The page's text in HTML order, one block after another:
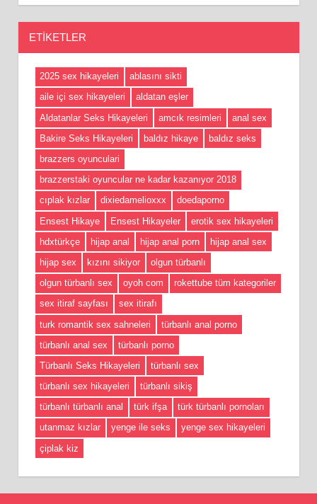
ETIKETLER
2025 sex hikayeleri
ablasını sikti
aile içi sex hikayeleri
aldatan eşler
Aldatanlar Seks Hikayeleri
amcık resimleri
anal sex
Bakire Seks Hikayeleri
baldız hikaye
baldız seks
brazzers oyunculari
brazzerstaki oyuncular ne kadar kazanıyor 2018
cıplak kızlar
dixiedamelioxxx
doedaporno
Ensest Hikaye
Ensest Hikayeler
erotik sex hikayeleri
hdxtürkçe
hijap anal hijap anal porn
hijap anal sex
hijap sex
kızını sikiyor
olgun türbanlı
olgun türbanlı sex
oyoh com
rokettube tüm kategoriler
sex itiraf sayfası
sex itirafı
turk romantik sex sahneleri
türbanlı anal porno
türbanlı anal sex
türbanlı porno
Türbanlı Seks Hikayeleri
türbanlı sex
türbanlı sex hikayeleri
türbanlı sikiş
türbanlı türbanlı anal
türk ifşa
türk türbanlı pornoları
utanmaz kızlar
yenge ile seks
yenge sex hikayeleri
çiplak kiz